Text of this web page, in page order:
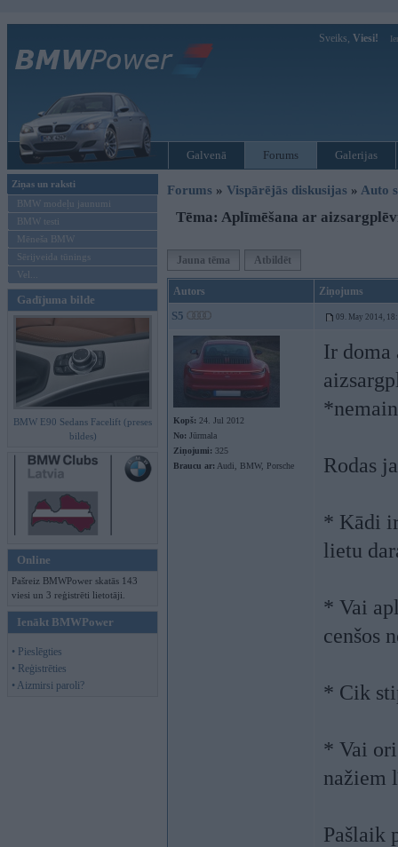
Sveiks, Viesi!
Galvenā Forums Galerijas
Ziņas un raksti
BMW modeļu jaunumi
BMW testi
Mēneša BMW
Sērijveida tūnings
Vel...
Gadījuma bilde
BMW E90 Sedans Facelift (preses
bildes)
Online
Pašreiz BMWPower skatās 143
viesi un 3 reģistrēti lietotāji.
Ienākt BMWPower
• Pieslēgties
• Reģistrēties
• Aizmirsi paroli?
Forums » Vispārējās diskusijas » Auto
Tēma: Aplīmēšana ar
Jauna tēma Atbildēt
Autors Ziņojums
S5 09. May 2014,
Kopš: 24. Jul 2012
No: Jūrmala
Ziņojumi: 325
Braucu ar: Audi, BMW, Porsche
Ir doma
Rodas
* Kādi
lietu
* Vai
cenšos
* Cik
* Vai
nažiem
Pašlaik